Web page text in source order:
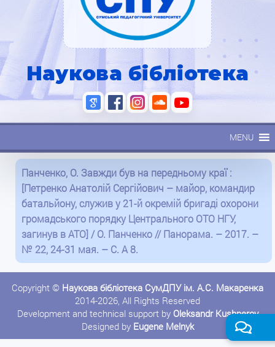
Наукова бібліотека
MENU
Панченко, О. Завжди був на передньому краї :
[Петренко Анатолій Сергійович – майор, командир
батальйону, служив у 21-й окремій бригаді охорони
громадського порядку Центрального ОТО НГУ,
загинув в АТО] / О. Панченко // Панорама. – 2017. –
№ 22, 24-31 мая. – С. А 8.
Copyright © Наукова бібліотека СумДПУ ім. А.С. Макаренка
2014-2026, All Rights Reserved
Development and technical support by Oleksandr Kushnerov
Designed by Eugene Melnyk